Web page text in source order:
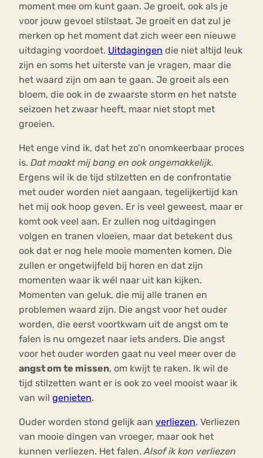
moment mee om kunt gaan. Je groeit, ook als je
voor jouw gevoel stilstaat. Je groeit en dat zul je
merken op het moment dat zich weer een nieuwe
uitdaging voordoet. Uitdagingen die niet altijd leuk
zijn en soms het uiterste van je vragen, maar die
het waard zijn om aan te gaan. Je groeit als een
bloem, die ook in de zwaarste storm en het natste
seizoen het zwaar heeft, maar niet stopt met
groeien.
Het enge vind ik, dat het zo’n onomkeerbaar proces
is. Dat maakt mij bang en ook ongemakkelijk.
Ergens wil ik de tijd stilzetten en de confrontatie
met ouder worden niet aangaan, tegelijkertijd kan
het mij ook hoop geven. Er is veel geweest, maar er
komt ook veel aan. Er zullen nog uitdagingen
volgen en tranen vloeien, maar dat betekent dus
ook dat er nog hele mooie momenten komen. Die
zullen er ongetwijfeld bij horen en dat zijn
momenten waar ik wél naar uit kan kijken.
Momenten van geluk, die mij alle tranen en
problemen waard zijn. Die angst voor het ouder
worden, die eerst voortkwam uit de angst om te
falen is nu omgezet naar iets anders. Die angst
voor het ouder worden gaat nu veel meer over de
angst om te missen, om kwijt te raken. Ik wil de
tijd stilzetten want er is ook zo veel mooist waar ik
van wil genieten.
Ouder worden stond gelijk aan verliezen. Verliezen
van mooie dingen van vroeger, maar ook het
kunnen verliezen. Het falen.Alsof ik kon verliezen